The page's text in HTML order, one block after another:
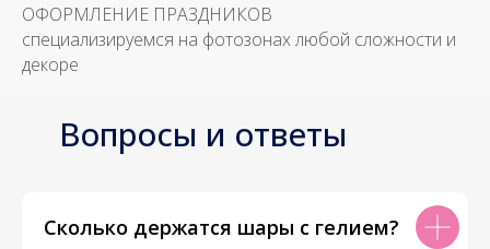
ОФОРМЛЕНИЕ ПРАЗДНИКОВ
специализируемся на фотозонах любой сложности и
декоре
Вопросы и ответы
Сколько держатся шары с гелием?